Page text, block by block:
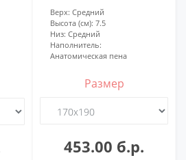
Верх: Средний
Высота (см): 7.5
Низ: Средний
Наполнитель:
Анатомическая пена
Размер
453.00 б.р.